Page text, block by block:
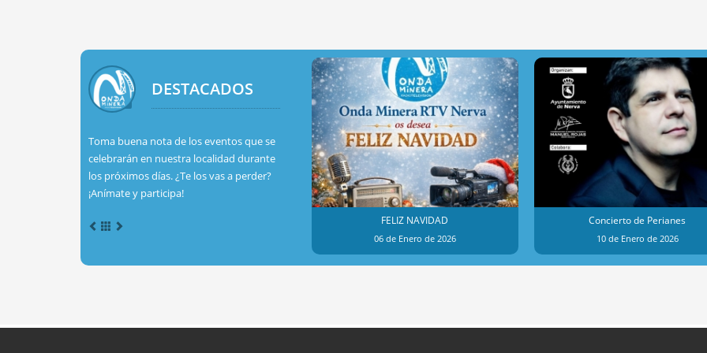
DESTACADOS
Toma buena nota de los eventos que se
celebrarán en nuestra localidad durante
los próximos días. ¿Te los vas a perder?
¡Anímate y participa!
FELIZ NAVIDAD
06 de Enero de 2026
Concierto de Perianes
10 de Enero de 2026